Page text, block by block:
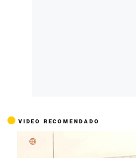
VIDEO RECOMENDADO